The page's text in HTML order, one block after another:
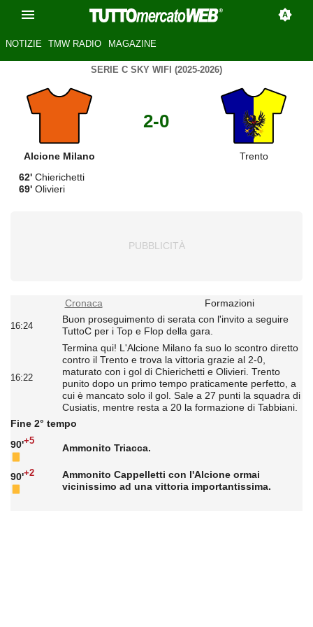
NOTIZIE TMW RADIO MAGAZINE
SERIE C SKY WIFI (2025-2026)
Alcione Milano
2-0
Trento
62' Chierichetti
69' Olivieri
Cronaca Formazioni
16:24
Buon proseguimento di serata con l'invito a seguire
TuttoC per i Top e Flop della gara.
16:22
Termina qui! L'Alcione Milano fa suo lo scontro diretto
contro il Trento e trova la vittoria grazie al 2-0,
maturato con i gol di Chierichetti e Olivieri. Trento
punito dopo un primo tempo praticamente perfetto, a
cui è mancato solo il gol. Sale a 27 punti la squadra di
Cusiatis, mentre resta a 20 la formazione di Tabbiani.
Fine 2° tempo
90'+5
Ammonito Triacca.
90'+2
Ammonito Cappelletti con l'Alcione ormai
vicinissimo ad una vittoria importantissima.